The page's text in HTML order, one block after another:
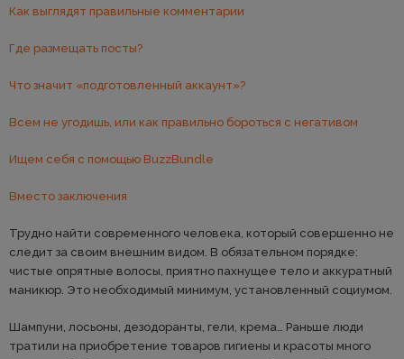
Как выглядят правильные комментарии
Где размещать посты?
Что значит «подготовленный аккаунт»?
Всем не угодишь, или как правильно бороться с негативом
Ищем себя с помощью BuzzBundle
Вместо заключения
Трудно найти современного человека, который совершенно не
следит за своим внешним видом. В обязательном порядке:
чистые опрятные волосы, приятно пахнущее тело и аккуратный
маникюр. Это необходимый минимум, установленный социумом.
Шампуни, лосьоны, дезодоранты, гели, крема… Раньше люди
тратили на приобретение товаров гигиены и красоты много